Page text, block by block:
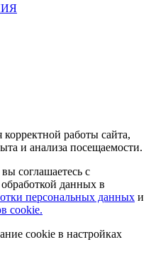
работы сайта,
и анализа посещаемости.
соглашаетесь с
данных в
персональных данных и
cookie.
cookie в настройках